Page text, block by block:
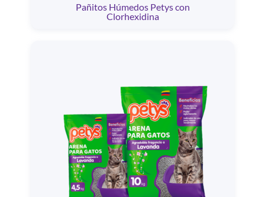
Pañitos Húmedos Petys con
Clorhexidina